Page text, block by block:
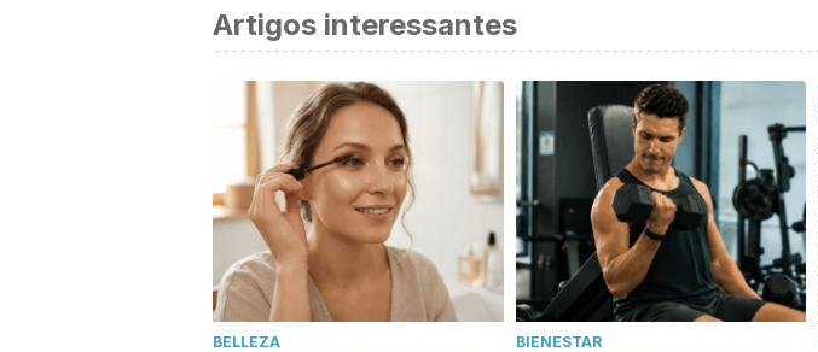
Artigos interessantes
BELLEZA BIENESTAR